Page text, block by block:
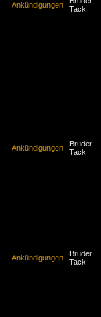
Ankündigungen
Tack
Ankündigungen
Bruder
Tack
Ankündigungen
Bruder
Tack